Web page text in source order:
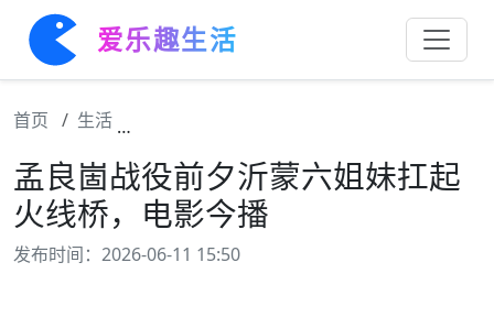
爱乐趣生活
首页 生活
孟良崮战役前夕沂蒙六姐妹扛起
火线桥，电影今播
发布时间：2026-06-11 15:50